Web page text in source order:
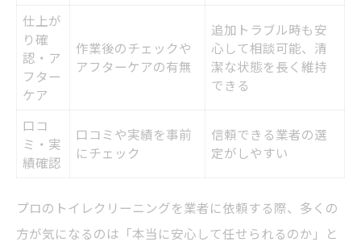
仕上が
り確
認・ア
フター
ケア
作業後のチェックや
アフターケアの有無
追加トラブル時も安
心して相談可能、清
潔な状態を長く維持
できる
口コ
ミ・実
績確認
口コミや実績を事前
にチェック
信頼できる業者の選
定がしやすい
プロのトイレクリーニングを業者に依頼する際、多くの
方が気になるのは「本当に安心して任せられるのか」と